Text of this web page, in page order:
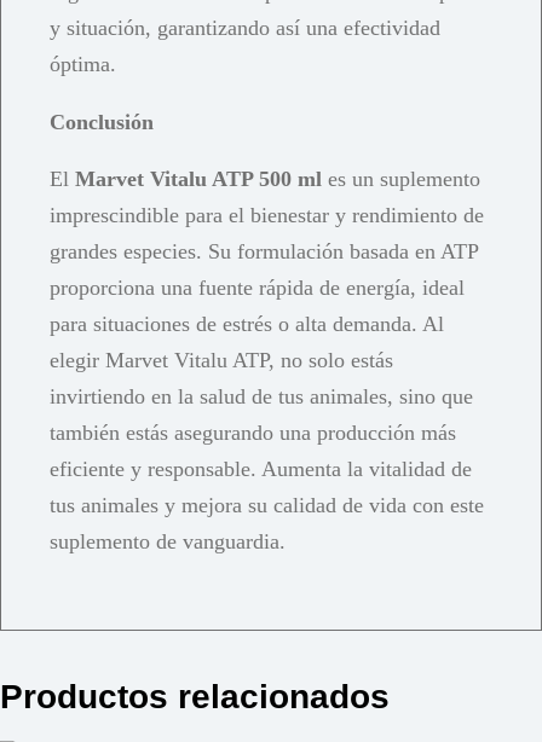
y situación, garantizando así una efectividad
óptima.
Conclusión
El Marvet Vitalu ATP 500 ml es un suplemento
imprescindible para el bienestar y rendimiento de
grandes especies. Su formulación basada en ATP
proporciona una fuente rápida de energía, ideal
para situaciones de estrés o alta demanda. Al
elegir Marvet Vitalu ATP, no solo estás
invirtiendo en la salud de tus animales, sino que
también estás asegurando una producción más
eficiente y responsable. Aumenta la vitalidad de
tus animales y mejora su calidad de vida con este
suplemento de vanguardia.
Productos relacionados